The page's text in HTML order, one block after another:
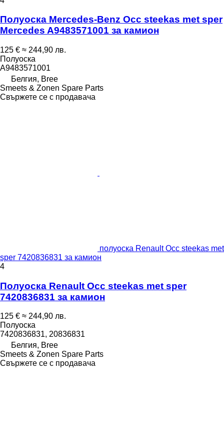
Полуоска Mercedes-Benz Occ steekas met sper
Mercedes A9483571001 за камион
125 € ≈ 244,90 лв.
Полуоска
A9483571001
Белгия, Bree
Smeets & Zonen Spare Parts
Свържете се с продавача
полуоска Renault Occ steekas met
sper 7420836831 за камион
4
Полуоска Renault Occ steekas met sper
7420836831 за камион
125 € ≈ 244,90 лв.
Полуоска
7420836831, 20836831
Белгия, Bree
Smeets & Zonen Spare Parts
Свържете се с продавача